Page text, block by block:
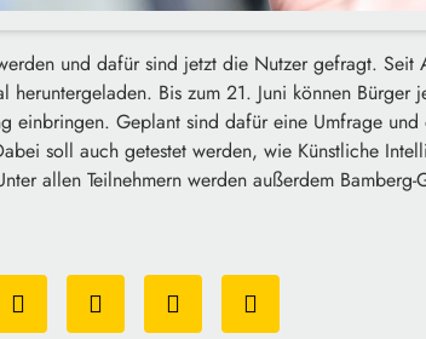
und dafür sind jetzt die Nutzer gefragt.
Bis zum 21. Juni können Bürger
einbringen. Geplant sind dafür eine Umfrage und
soll auch getestet werden, wie Künstliche
allen Teilnehmern werden außerdem Bamberg-